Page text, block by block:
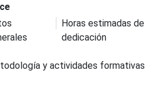
Horas estimadas de
dedicación
y actividades formativas